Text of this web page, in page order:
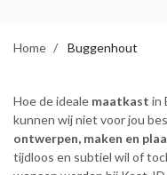
Home Buggenhout
Hoe de ideale maatkast in
kunnen wij niet voor jou
ontwerpen, maken en
tijdloos en subtiel wil of